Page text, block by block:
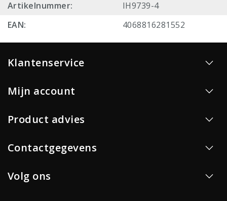
Artikelnummer:
IH9739-4
EAN:
4068816281552
Klantenservice
Mijn account
Product advies
Contactgegevens
Volg ons